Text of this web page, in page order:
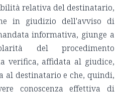
relativa del destinatario,
in giudizio dell'avviso di
informativa, giunge a
del procedimento
verifica, affidata al giudice,
al destinatario e che, quindi,
conoscenza effettiva di